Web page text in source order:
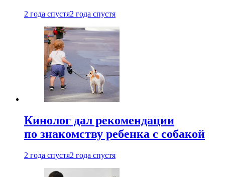
2 года спустя2 года спустя
Кинолог дал рекомендации
по знакомству ребенка с собакой
2 года спустя2 года спустя